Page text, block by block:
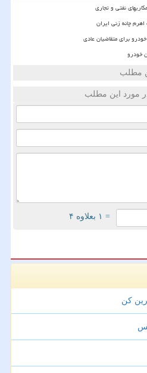
نفتی و تجاری
چانه زنی ایران
مطلب
مورد این مطلب
= ۱ بعلاوه ۴
کن